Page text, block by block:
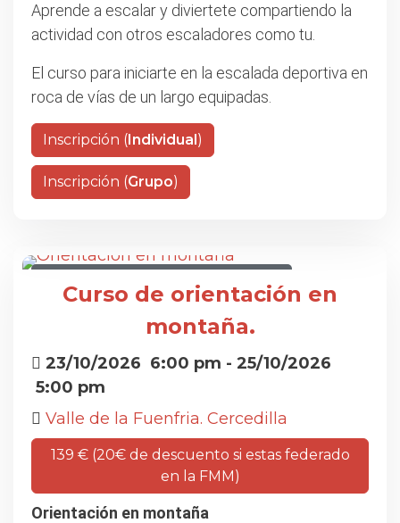
Aprende a escalar y diviertete compartiendo la
actividad con otros escaladores como tu.
El curso para iniciarte en la escalada deportiva en
roca de vías de un largo equipadas.
Inscripción (Individual)
Inscripción (Grupo)
Curso de orientación en
montaña.
23/10/2026 6:00 pm - 25/10/2026
5:00 pm
Valle de la Fuenfria. Cercedilla
139 € (20€ de descuento si estas federado
en la FMM)
Orientación en montaña